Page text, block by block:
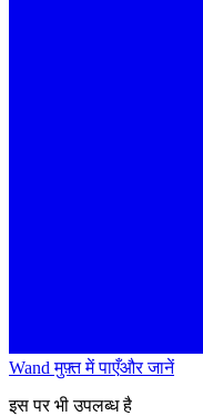
Wand मुफ़्त में पाएँऔर जानें
इस पर भी उपलब्ध है